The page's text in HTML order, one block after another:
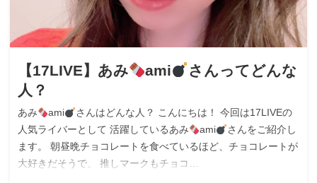
【17LIVE】あみ ami
さんってどんな
人？
あみ ami
さんはどんな人？ こんにちは！ 今回は17LIVEの
人気ライバーとして 活躍しているあみ
ami
さんをご紹介し
ます。 朝昼晩チョコレートを食べているほど、チョコレートが
大好きだそうで、 推しマークもチョコ…